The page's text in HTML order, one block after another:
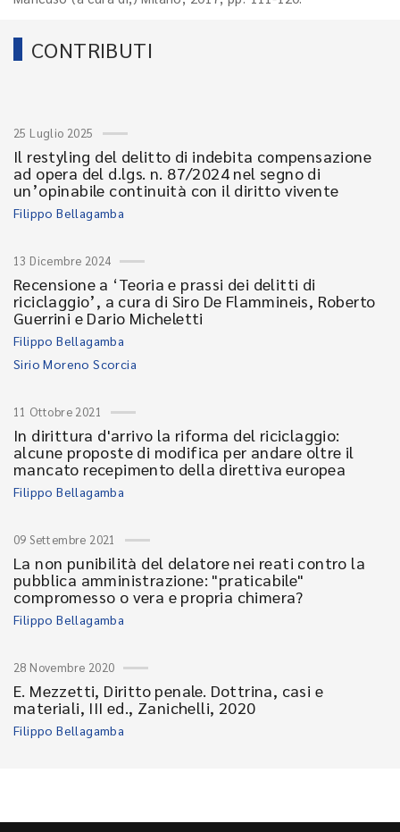
CONTRIBUTI
25 Luglio 2025
Il restyling del delitto di indebita compensazione
ad opera del d.lgs. n. 87/2024 nel segno di
un’opinabile continuità con il diritto vivente
Filippo Bellagamba
13 Dicembre 2024
Recensione a ‘Teoria e prassi dei delitti di
riciclaggio’, a cura di Siro De Flammineis, Roberto
Guerrini e Dario Micheletti
Filippo Bellagamba
Sirio Moreno Scorcia
11 Ottobre 2021
In dirittura d'arrivo la riforma del riciclaggio:
alcune proposte di modifica per andare oltre il
mancato recepimento della direttiva europea
Filippo Bellagamba
09 Settembre 2021
La non punibilità del delatore nei reati contro la
pubblica amministrazione: "praticabile"
compromesso o vera e propria chimera?
Filippo Bellagamba
28 Novembre 2020
E. Mezzetti, Diritto penale. Dottrina, casi e
materiali, III ed., Zanichelli, 2020
Filippo Bellagamba